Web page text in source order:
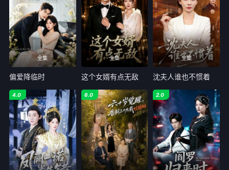
全集
偏爱降临时
全集
这个女婿有点无敌
全集
沈夫人谁也不惯着
4.0 6.0 2.0